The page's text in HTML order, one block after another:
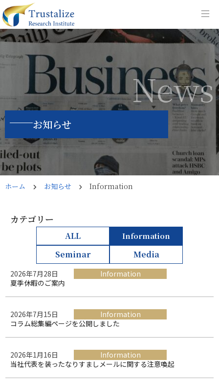
News
お知らせ
ホーム お知らせ Information
カテゴリー
ALL Information
Seminar Media
2026年7月28日
Information
夏季休暇のご案内
2026年7月15日
Information
コラム総集編ページを公開しました
2026年1月16日
Information
当社代表を装ったなりすましメールに関する注意喚起